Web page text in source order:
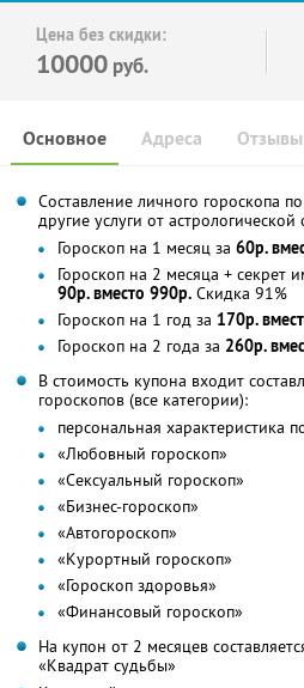
Цена без скидки:
10000 руб.
Основное Отзывы
Адреса
Составление личного гороскопа
другие услуги от астрологической
Гороскоп на 1 месяц за 60р.
Гороскоп на 2 месяца + секрет
90р. вместо 990р. Скидка 91%
Гороскоп на 1 год за 170р.
Гороскоп на 2 года за 260р.
В стоимость купона входит
гороскопов (все категории):
персональная характеристика
«Любовный гороскоп»
«Сексуальный гороскоп»
«Бизнес-гороскоп»
«Автогороскоп»
«Курортный гороскоп»
«Гороскоп здоровья»
«Финансовый гороскоп»
На купон от 2 месяцев
«Квадрат судьбы»